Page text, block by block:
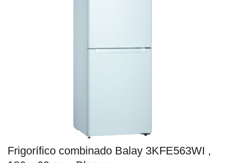
Frigorífico combinado Balay 3KFE563WI ,